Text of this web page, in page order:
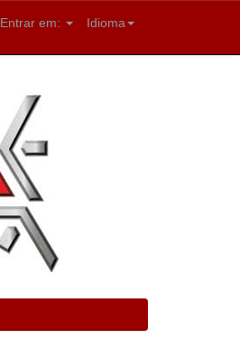
Idioma
Entrar em: